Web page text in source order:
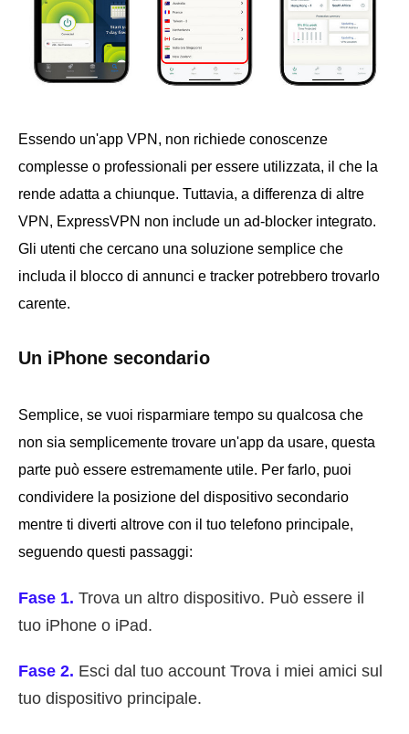
Essendo un'app VPN, non richiede conoscenze
complesse o professionali per essere utilizzata, il che la
rende adatta a chiunque. Tuttavia, a differenza di altre
VPN, ExpressVPN non include un ad-blocker integrato.
Gli utenti che cercano una soluzione semplice che
includa il blocco di annunci e tracker potrebbero trovarlo
carente.
Un iPhone secondario
Semplice, se vuoi risparmiare tempo su qualcosa che
non sia semplicemente trovare un'app da usare, questa
parte può essere estremamente utile. Per farlo, puoi
condividere la posizione del dispositivo secondario
mentre ti diverti altrove con il tuo telefono principale,
seguendo questi passaggi:
Fase 1. Trova un altro dispositivo. Può essere il
tuo iPhone o iPad.
Fase 2. Esci dal tuo account Trova i miei amici sul
tuo dispositivo principale.